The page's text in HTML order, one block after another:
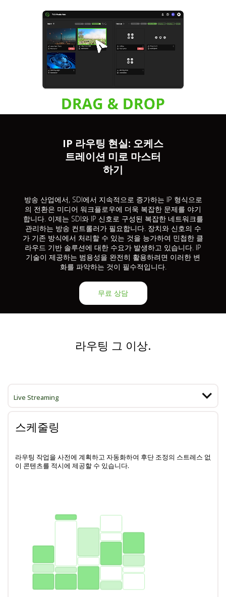
IP 라우팅 현실: 오케스
트레이션 미로 마스터
하기
방송 산업에서, SDI에서 지속적으로 증가하는 IP 형식으로
의 전환은 미디어 워크플로우에 더욱 복잡한 문제를 야기
합니다. 이제는 SDI와 IP 신호로 구성된 복잡한 네트워크를
관리하는 방송 컨트롤러가 필요합니다. 장치와 신호의 수
가 기존 방식에서 처리할 수 있는 것을 능가하여 민첩한 클
라우드 기반 솔루션에 대한 수요가 발생하고 있습니다. IP
기술이 제공하는 범용성을 완전히 활용하려면 이러한 변
화를 파악하는 것이 필수적입니다.
무료 상담
라우팅 그 이상.
Live Streaming
스케줄링
라우팅 작업을 사전에 계획하고 자동화하여 후단 조정의 스트레스 없
이 콘텐츠를 적시에 제공할 수 있습니다.